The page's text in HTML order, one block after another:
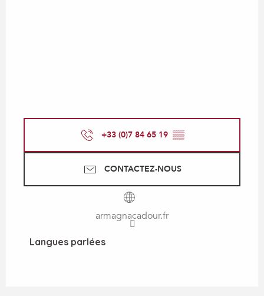
+33 (0)7 84 65 19 ▒▒
CONTACTEZ-NOUS
armagnacadour.fr
Langues parlées
Langues parlées